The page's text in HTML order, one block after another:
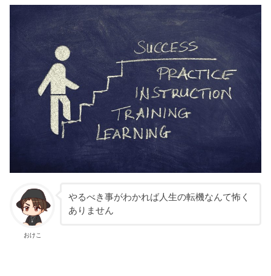
おけこ
やるべき事がわかれば人生の転機なんて怖く
ありません